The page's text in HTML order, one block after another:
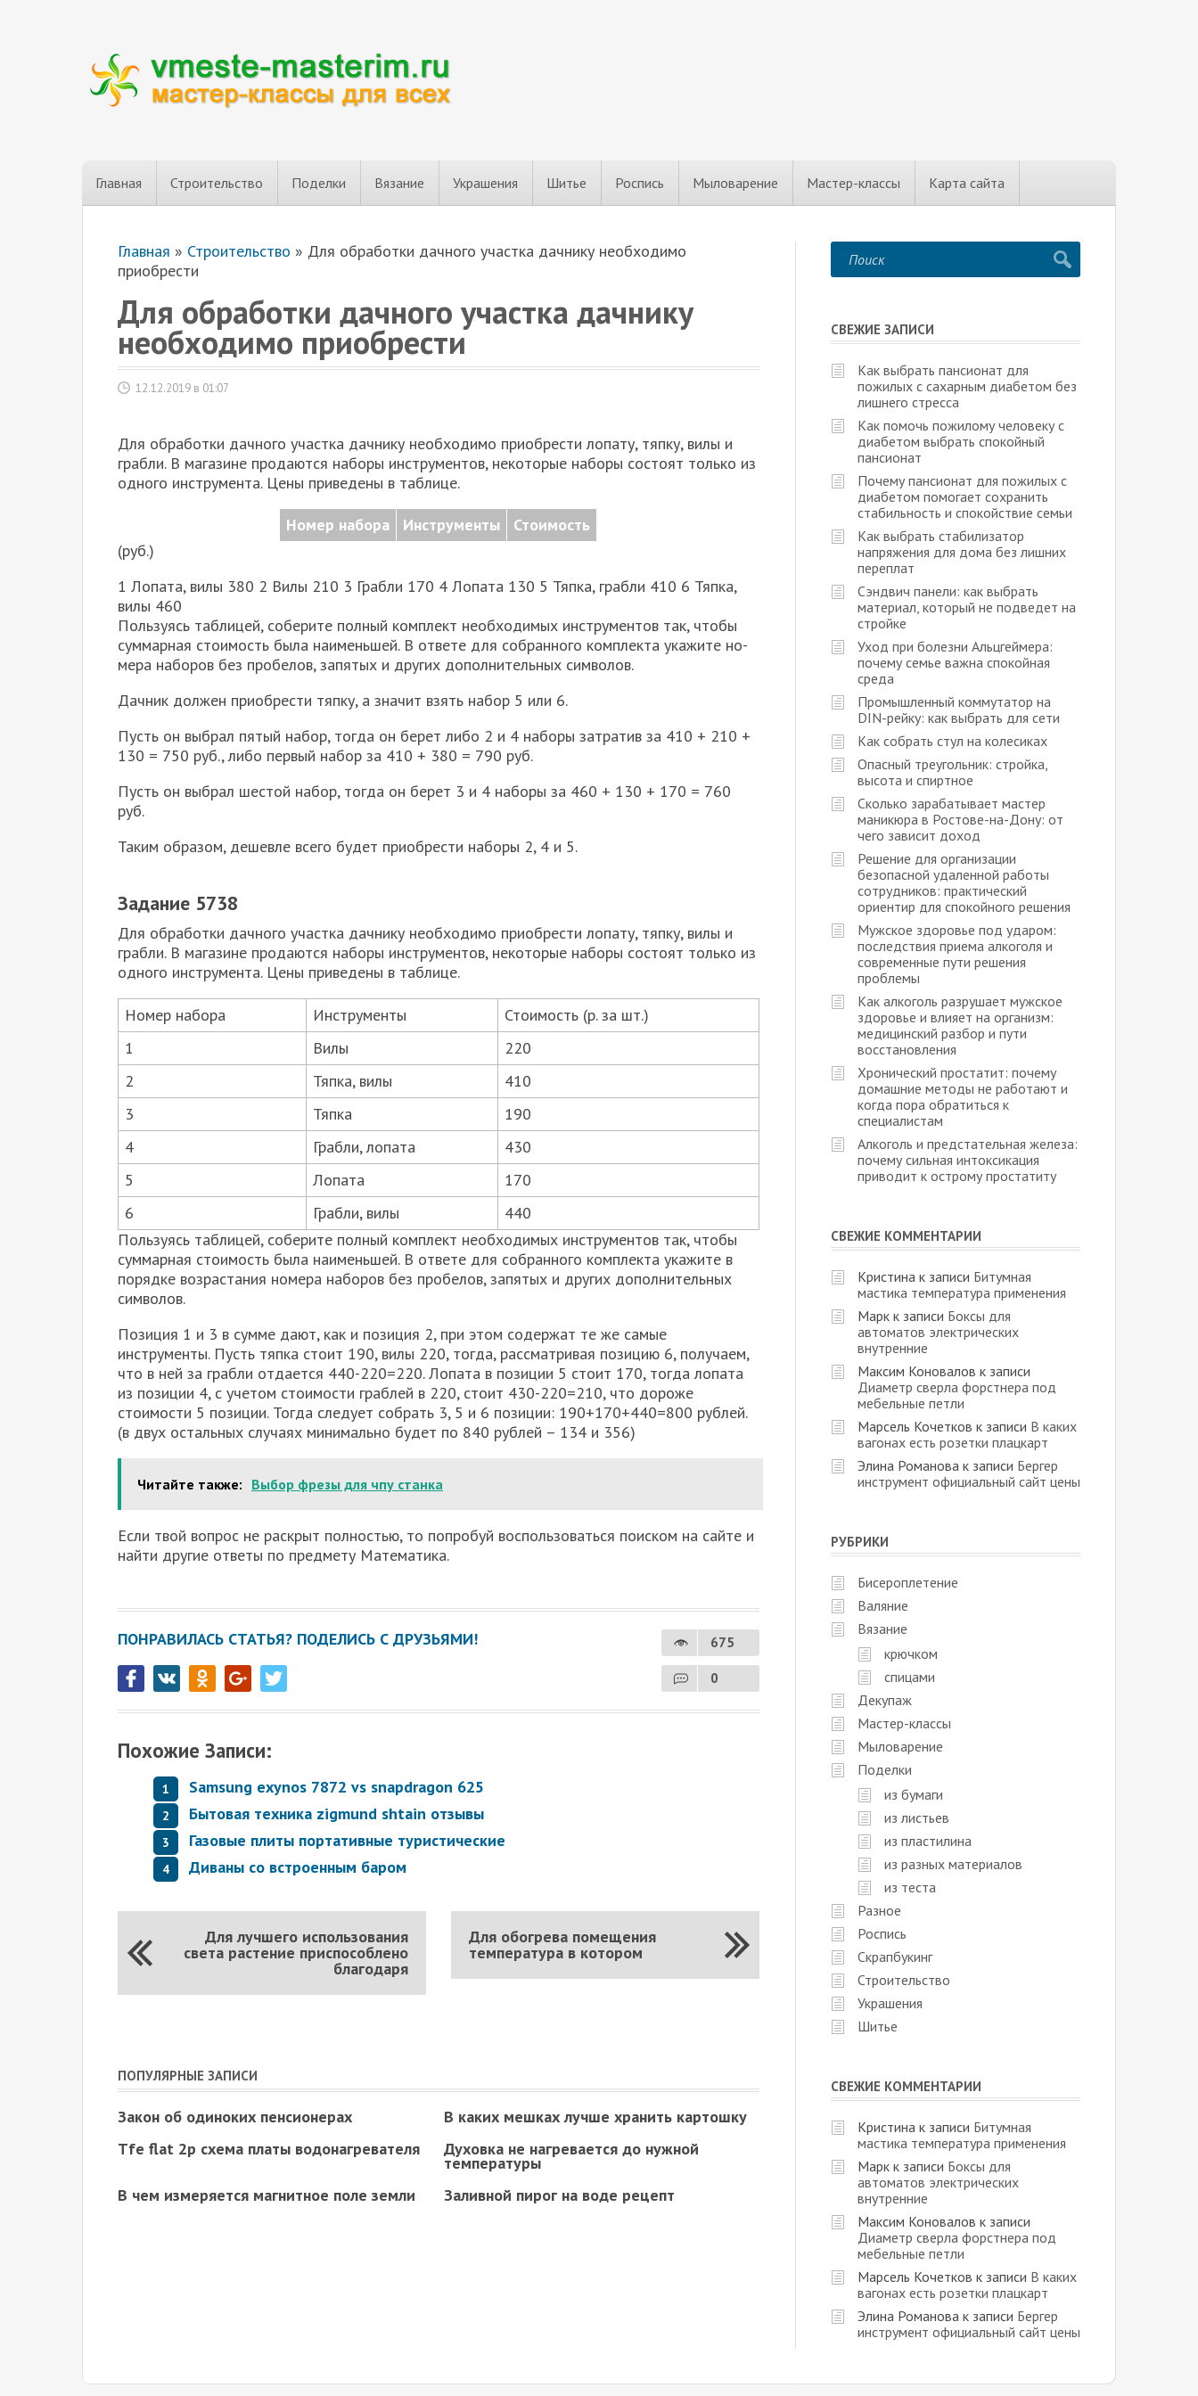
Главная Строительство Поделки Вязание Украшения Шитье Роспись Мыловарение Мастер-классы Карта сайта
Главная » Строительство » Для обработки дачного участка дачнику необходимо
приобрести
Для обработки дачного участка дачнику
необходимо приобрести
12.12.2019 в 01:07
Для об­ра­бот­ки дач­но­го участ­ка дач­ни­ку не­об­хо­ди­мо при­об­ре­сти ло­па­ту, тяпку, вилы и
граб­ли. В ма­га­зи­не про­да­ют­ся на­бо­ры ин­стру­мен­тов, не­ко­то­рые на­бо­ры со­сто­ят толь­ко из
од­но­го ин­стру­мен­та. Цены при­ве­де­ны в таб­ли­це.
Номер на­бо­ра Ин­стру­мен­ты
Сто­и­мость
(руб.)
1 Ло­па­та, вилы 380 2 Вилы 210 3 Граб­ли 170 4 Ло­па­та 130 5 Тяпка, граб­ли 410 6 Тяпка,
вилы 460
Поль­зу­ясь таб­ли­цей, со­бе­ри­те пол­ный ком­плект не­об­хо­ди­мых ин­стру­мен­тов так, чтобы
сум­мар­ная сто­и­мость была наи­мень­шей. В от­ве­те для со­бран­но­го ком­плек­та ука­жи­те но­
ме­ра на­бо­ров без про­бе­лов, за­пя­тых и дру­гих до­пол­ни­тель­ных сим­во­лов.
Дач­ник дол­жен при­об­ре­сти тяпку, а зна­чит взять набор 5 или 6.
Пусть он вы­брал пятый набор, тогда он берет либо 2 и 4 на­бо­ры за­тра­тив за 410 + 210 +
130 = 750 руб., либо пер­вый набор за 410 + 380 = 790 руб.
Пусть он вы­брал ше­стой набор, тогда он берет 3 и 4 на­бо­ры за 460 + 130 + 170 = 760
руб.
Таким об­ра­зом, де­шев­ле всего будет при­об­ре­сти на­бо­ры 2, 4 и 5.
Задание 5738
Для обработки дачного участка дачнику необходимо приобрести лопату, тяпку, вилы и
грабли. В магазине продаются наборы инструментов, некоторые наборы состоят только из
одного инструмента. Цены приведены в таблице.
Номер набора Инструменты
Стоимость (р. за шт.)
1
Вилы
220
2
Тяпка, вилы
410
3
Тяпка
190
4
Грабли, лопата
430
5
Лопата
170
6
Грабли, вилы
440
Пользуясь таблицей, соберите полный комплект необходимых инструментов так, чтобы
суммарная стоимость была наименьшей. В ответе для собранного комплекта укажите в
порядке возрастания номера наборов без пробелов, запятых и других дополнительных
символов.
Позиция 1 и 3 в сумме дают, как и позиция 2, при этом содержат те же самые
инструменты. Пусть тяпка стоит 190, вилы 220, тогда, рассматривая позицию 6, получаем,
что в ней за грабли отдается 440-220=220. Лопата в позиции 5 стоит 170, тогда лопата
из позиции 4, с учетом стоимости граблей в 220, стоит 430-220=210, что дороже
стоимости 5 позиции. Тогда следует собрать 3, 5 и 6 позиции: 190+170+440=800 рублей.
(в двух остальных случаях минимально будет по 840 рублей – 134 и 356)
Читайте также: Выбор фрезы для чпу станка
Если твой вопрос не раскрыт полностью, то попробуй воспользоваться поиском на сайте и
найти другие ответы по предмету Математика.
ПОНРАВИЛАСЬ СТАТЬЯ? ПОДЕЛИСЬ С ДРУЗЬЯМИ! 675
0
Похожие Записи:
Samsung exynos 7872 vs snapdragon 625
Бытовая техника zigmund shtain отзывы
Газовые плиты портативные туристические
Диваны со встроенным баром
Для обогрева помещения
температура в котором
Для лучшего использования
света растение приспособлено
благодаря
ПОПУЛЯРНЫЕ ЗАПИСИ
Закон об одиноких пенсионерах
В каких мешках лучше хранить картошку
Tfe flat 2p схема платы водонагревателя
Духовка не нагревается до нужной
температуры
В чем измеряется магнитное поле земли
Заливной пирог на воде рецепт
СВЕЖИЕ ЗАПИСИ
Как выбрать пансионат для
пожилых с сахарным диабетом без
лишнего стресса
Как помочь пожилому человеку с
диабетом выбрать спокойный
пансионат
Почему пансионат для пожилых с
диабетом помогает сохранить
стабильность и спокойствие семьи
Как выбрать стабилизатор
напряжения для дома без лишних
переплат
Сэндвич панели: как выбрать
материал, который не подведет на
стройке
Уход при болезни Альцгеймера:
почему семье важна спокойная
среда
Промышленный коммутатор на
DIN-рейку: как выбрать для сети
Как собрать стул на колесиках
Опасный треугольник: стройка,
высота и спиртное
Сколько зарабатывает мастер
маникюра в Ростове-на-Дону: от
чего зависит доход
Решение для организации
безопасной удаленной работы
сотрудников: практический
ориентир для спокойного решения
Мужское здоровье под ударом:
последствия приема алкоголя и
современные пути решения
проблемы
Как алкоголь разрушает мужское
здоровье и влияет на организм:
медицинский разбор и пути
восстановления
Хронический простатит: почему
домашние методы не работают и
когда пора обратиться к
специалистам
Алкоголь и предстательная железа:
почему сильная интоксикация
приводит к острому простатиту
СВЕЖИЕ КОММЕНТАРИИ
Кристина к записи Битумная
мастика температура применения
Марк к записи Боксы для
автоматов электрических
внутренние
Максим Коновалов к записи
Диаметр сверла форстнера под
мебельные петли
Марсель Кочетков к записи В каких
вагонах есть розетки плацкарт
Элина Романова к записи Бергер
инструмент официальный сайт цены
РУБРИКИ
Бисероплетение
Валяние
Вязание
крючком
спицами
Декупаж
Мастер-классы
Мыловарение
Поделки
из бумаги
из листьев
из пластилина
из разных материалов
из теста
Разное
Роспись
Скрапбукинг
Строительство
Украшения
Шитье
СВЕЖИЕ КОММЕНТАРИИ
Кристина к записи Битумная
мастика температура применения
Марк к записи Боксы для
автоматов электрических
внутренние
Максим Коновалов к записи
Диаметр сверла форстнера под
мебельные петли
Марсель Кочетков к записи В каких
вагонах есть розетки плацкарт
Элина Романова к записи Бергер
инструмент официальный сайт цены